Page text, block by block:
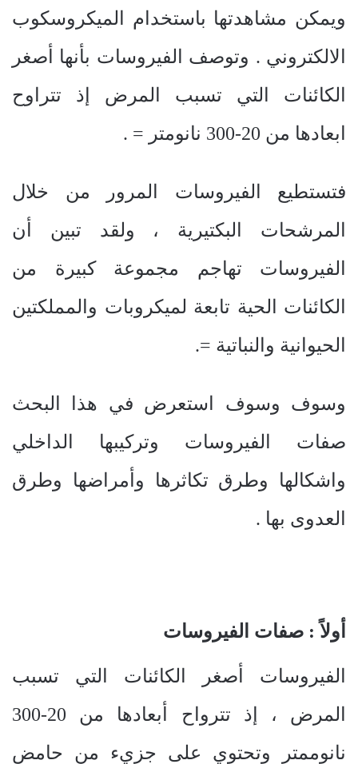
ويمكن مشاهدتها باستخدام الميكروسكوب
الالكتروني . وتوصف الفيروسات بأنها أصغر
الكائنات التي تسبب المرض إذ تتراوح
ابعادها من 20-300 نانومتر = .
فتستطيع الفيروسات المرور من خلال
المرشحات البكتيرية ، ولقد تبين أن
الفيروسات تهاجم مجموعة كبيرة من
الكائنات الحية تابعة لميكروبات والمملكتين
الحيوانية والنباتية =.
وسوف وسوف استعرض في هذا البحث
صفات الفيروسات وتركيبها الداخلي
واشكالها وطرق تكاثرها وأمراضها وطرق
العدوى بها .
أولاً : صفات الفيروسات
الفيروسات أصغر الكائنات التي تسبب
المرض ، إذ تترواح أبعادها من 20-300
نانوممتر وتحتوي على جزيء من حامض